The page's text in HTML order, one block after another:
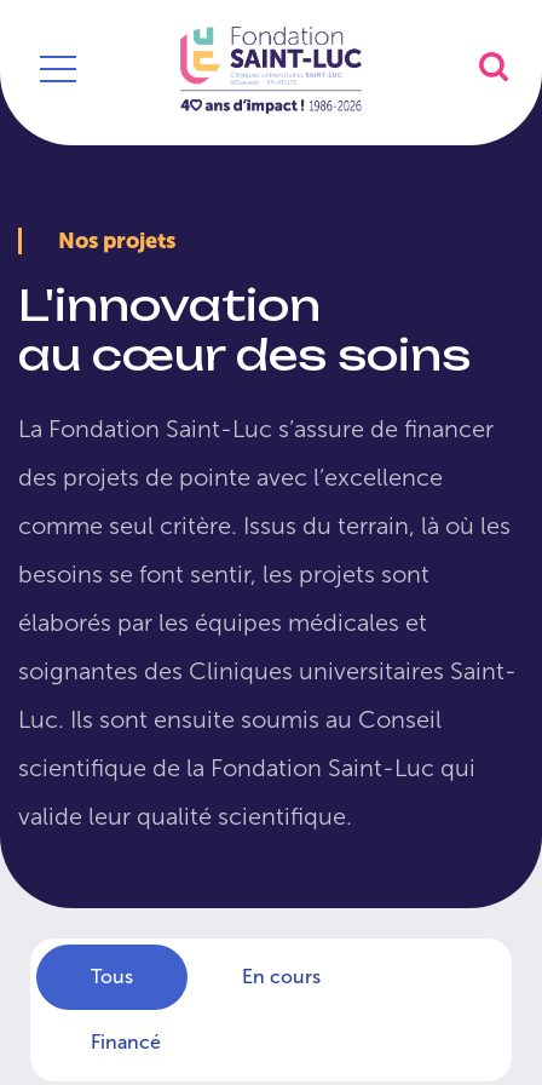
Nos projets
L'innovation
au cœur des soins
La Fondation Saint-Luc s’assure de financer
des projets de pointe avec l’excellence
comme seul critère. Issus du terrain, là où les
besoins se font sentir, les projets sont
élaborés par les équipes médicales et
soignantes des Cliniques universitaires Saint-
Luc. Ils sont ensuite soumis au Conseil
scientifique de la Fondation Saint-Luc qui
valide leur qualité scientifique.
Tous En cours
Financé